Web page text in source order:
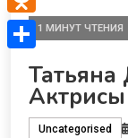
1 МИНУТ ЧТЕНИЯ
Uncategorised
Odnoklassniki
Отправить